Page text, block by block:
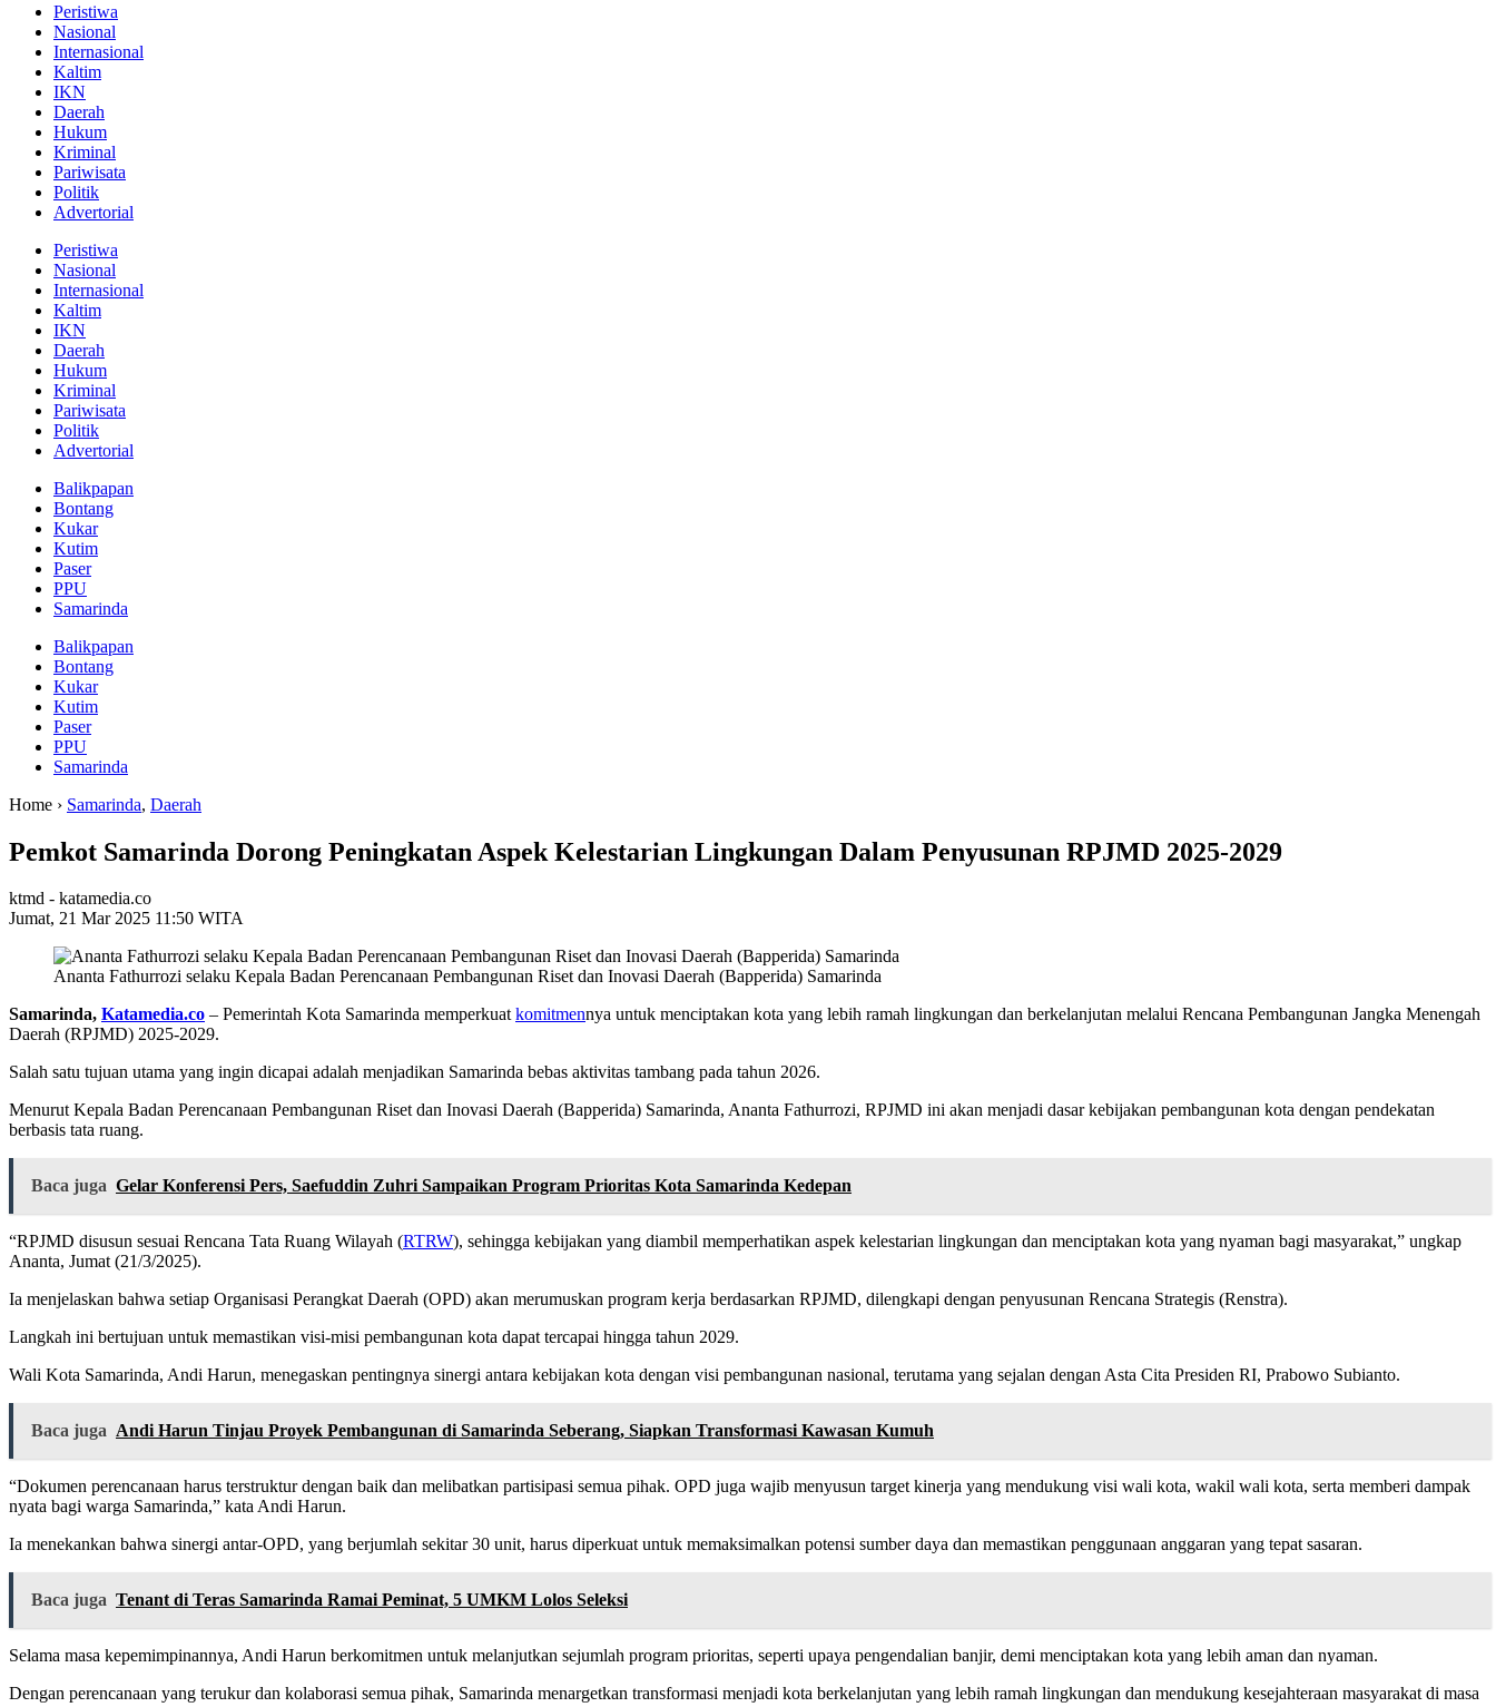
Peristiwa
Nasional
Internasional
Kaltim
IKN
Daerah
Hukum
Kriminal
Pariwisata
Politik
Advertorial
Peristiwa
Nasional
Internasional
Kaltim
IKN
Daerah
Hukum
Kriminal
Pariwisata
Politik
Advertorial
Balikpapan
Bontang
Kukar
Kutim
Paser
PPU
Samarinda
Balikpapan
Bontang
Kukar
Kutim
Paser
PPU
Samarinda
Home › Samarinda, Daerah
Pemkot Samarinda Dorong Peningkatan Aspek Kelestarian Lingkungan Dalam Penyusunan RPJMD 2025-2029
ktmd - katamedia.co
Jumat, 21 Mar 2025 11:50 WITA
Ananta Fathurrozi selaku Kepala Badan Perencanaan Pembangunan Riset dan Inovasi Daerah (Bapperida) Samarinda
Samarinda, Katamedia.co – Pemerintah Kota Samarinda memperkuatkomitmennya untuk menciptakan kota yang lebih ramah lingkungan dan berkelanjutan melalui Rencana Pembangunan Jangka Menengah
Daerah (RPJMD) 2025-2029.
Salah satu tujuan utama yang ingin dicapai adalah menjadikan Samarinda bebas aktivitas tambang pada tahun 2026.
Menurut Kepala Badan Perencanaan Pembangunan Riset dan Inovasi Daerah (Bapperida) Samarinda, Ananta Fathurrozi, RPJMD ini akan menjadi dasar kebijakan pembangunan kota dengan pendekatan
berbasis tata ruang.
Baca juga Gelar Konferensi Pers, Saefuddin Zuhri Sampaikan Program Prioritas Kota Samarinda Kedepan
“RPJMD disusun sesuai Rencana Tata Ruang Wilayah (RTRW), sehingga kebijakan yang diambil memperhatikan aspek kelestarian lingkungan dan menciptakan kota yang nyaman bagi masyarakat,” ungkap
Ananta, Jumat (21/3/2025).
Ia menjelaskan bahwa setiap Organisasi Perangkat Daerah (OPD) akan merumuskan program kerja berdasarkan RPJMD, dilengkapi dengan penyusunan Rencana Strategis (Renstra).
Langkah ini bertujuan untuk memastikan visi-misi pembangunan kota dapat tercapai hingga tahun 2029.
Wali Kota Samarinda, Andi Harun, menegaskan pentingnya sinergi antara kebijakan kota dengan visi pembangunan nasional, terutama yang sejalan dengan Asta Cita Presiden RI, Prabowo Subianto.
Baca juga Andi Harun Tinjau Proyek Pembangunan di Samarinda Seberang, Siapkan Transformasi Kawasan Kumuh
“Dokumen perencanaan harus terstruktur dengan baik dan melibatkan partisipasi semua pihak. OPD juga wajib menyusun target kinerja yang mendukung visi wali kota, wakil wali kota, serta memberi dampak
nyata bagi warga Samarinda,” kata Andi Harun.
Ia menekankan bahwa sinergi antar-OPD, yang berjumlah sekitar 30 unit, harus diperkuat untuk memaksimalkan potensi sumber daya dan memastikan penggunaan anggaran yang tepat sasaran.
Baca juga Tenant di Teras Samarinda Ramai Peminat, 5 UMKM Lolos Seleksi
Selama masa kepemimpinannya, Andi Harun berkomitmen untuk melanjutkan sejumlah program prioritas, seperti upaya pengendalian banjir, demi menciptakan kota yang lebih aman dan nyaman.
Dengan perencanaan yang terukur dan kolaborasi semua pihak, Samarinda menargetkan transformasi menjadi kota berkelanjutan yang lebih ramah lingkungan dan mendukung kesejahteraan masyarakat di masa